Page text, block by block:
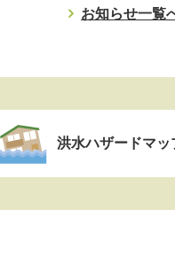
お知らせ一覧
洪水ハザードマッ